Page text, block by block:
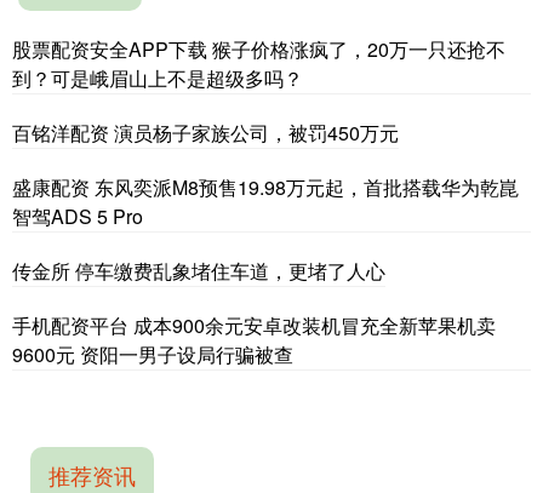
股票配资安全APP下载 猴子价格涨疯了，20万一只还抢不
到？可是峨眉山上不是超级多吗？
百铭洋配资 演员杨子家族公司，被罚450万元
盛康配资 东风奕派M8预售19.98万元起，首批搭载华为乾崑
智驾ADS 5 Pro
传金所 停车缴费乱象堵住车道，更堵了人心
手机配资平台 成本900余元安卓改装机冒充全新苹果机卖
9600元 资阳一男子设局行骗被查
推荐资讯